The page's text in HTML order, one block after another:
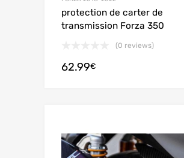
protection de carter de
transmission Forza 350
(0 reviews)
62.99€